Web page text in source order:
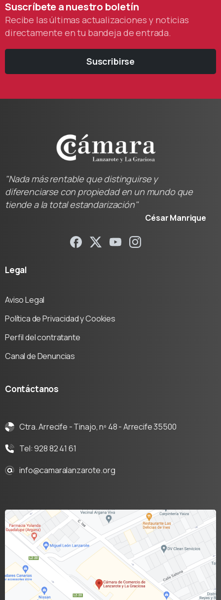
Suscríbeteanuestro boletín
Recibe las últimas actualizaciones y noticias
directamente en tu bandeja de entrada.
Suscribirse
"Nada más rentable que distinguirse y
diferenciarse con propiedad en un mundo que
tiende a la total estandarización"
César Manrique
Legal
Aviso Legal
Política de Privacidad y Cookies
Perfil del contratante
Canal de Denuncias
Contáctanos
Ctra. Arrecife - Tinajo, nº 48 - Arrecife 35500
Tel: 928 82 41 61
info@camaralanzarote.org